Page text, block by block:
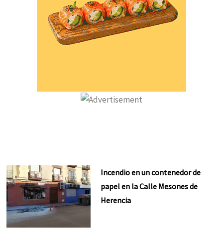
Incendio en un contenedor de
papel en la Calle Mesones de
Herencia